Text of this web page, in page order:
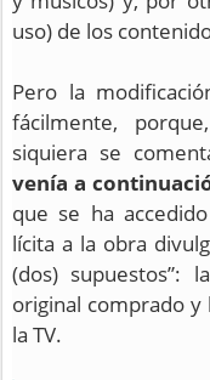
uso) de los
Pero la
fácilmente,
siquiera se
venía a
que se ha
lícita a la obra
(dos) supuestos”:
original comprado y
la TV.